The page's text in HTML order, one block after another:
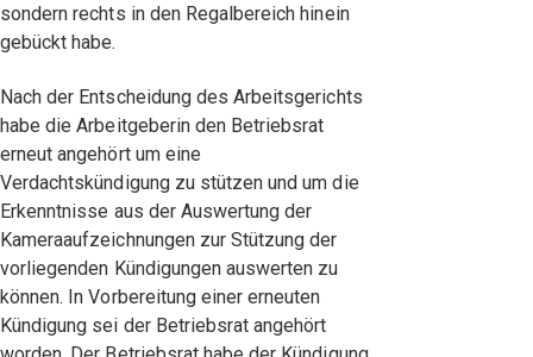
sondern rechts in den Regalbereich hinein
gebückt habe.
Nach der Entscheidung des Arbeitsgerichts
habe die Arbeitgeberin den Betriebsrat
erneut angehört um eine
Verdachtskündigung zu stützen und um die
Erkenntnisse aus der Auswertung der
Kameraaufzeichnungen zur Stützung der
vorliegenden Kündigungen auswerten zu
können. In Vorbereitung einer erneuten
Kündigung sei der Betriebsrat angehört